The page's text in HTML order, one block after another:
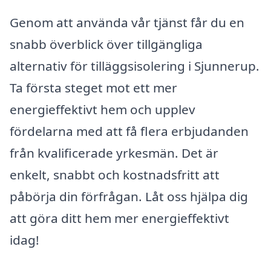
Genom att använda vår tjänst får du en
snabb överblick över tillgängliga
alternativ för tilläggsisolering i Sjunnerup.
Ta första steget mot ett mer
energieffektivt hem och upplev
fördelarna med att få flera erbjudanden
från kvalificerade yrkesmän. Det är
enkelt, snabbt och kostnadsfritt att
påbörja din förfrågan. Låt oss hjälpa dig
att göra ditt hem mer energieffektivt
idag!